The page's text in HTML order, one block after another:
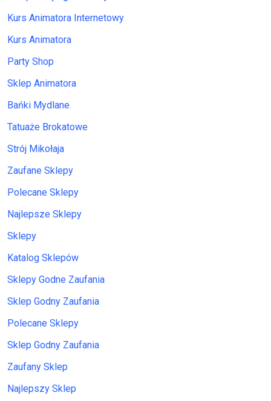
Kurs Animatora Internetowy
Kurs Animatora
Party Shop
Sklep Animatora
Bańki Mydlane
Tatuaże Brokatowe
Strój Mikołaja
Zaufane Sklepy
Polecane Sklepy
Najlepsze Sklepy
Sklepy
Katalog Sklepów
Sklepy Godne Zaufania
Sklep Godny Zaufania
Polecane Sklepy
Sklep Godny Zaufania
Zaufany Sklep
Najlepszy Sklep